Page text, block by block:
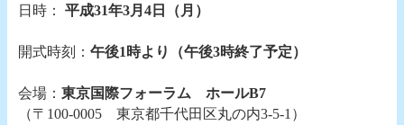
日時： 平成31年3月4日（月）
開式時刻： 午後1時より（午後3時終了予定）
会場： 東京国際フォーラム ホールB7
（〒100-0005 東京都千代田区丸の内3-5-1）